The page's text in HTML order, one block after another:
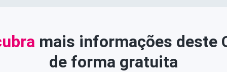
mais informações deste
de forma gratuita